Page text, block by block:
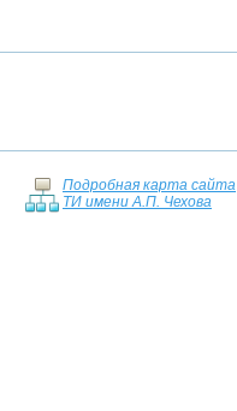
Подробная карта сайта
ТИ имени А.П. Чехова